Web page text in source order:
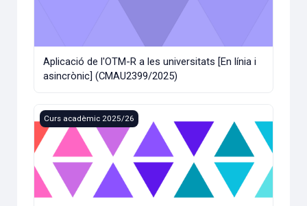
Aplicació de l'OTM-R a les universitats [En línia i
asincrònic] (CMAU2399/2025)
Les variables de 'sexe' i 'gènere' en la recerca (CMAU2398/
Curs acadèmic 2025/26